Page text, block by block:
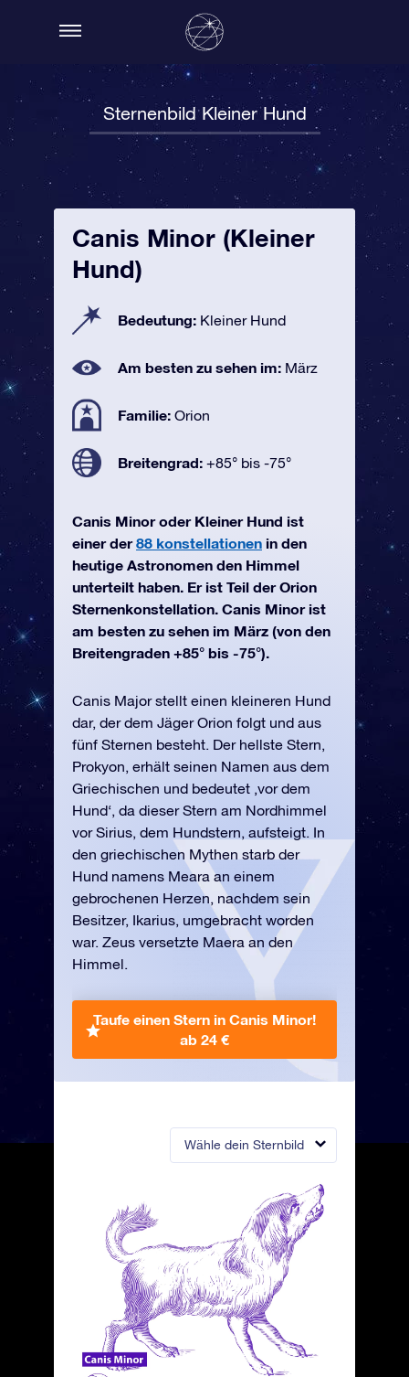
Sternenbild Kleiner Hund
Wähle dein Sternbild
Canis Minor (Kleiner
Hund)
Bedeutung: Kleiner Hund
Am besten zu sehen im: März
Familie: Orion
Breitengrad: +85° bis -75°
Canis Minor oder Kleiner Hund ist
einer der88 konstellationen in den
heutige Astronomen den Himmel
unterteilt haben. Er ist Teil der Orion
Sternenkonstellation. Canis Minor ist
am besten zu sehen im März (von den
Breitengraden +85° bis -75°).
Canis Major stellt einen kleineren Hund
dar, der dem Jäger Orion folgt und aus
fünf Sternen besteht. Der hellste Stern,
Prokyon, erhält seinen Namen aus dem
Griechischen und bedeutet ‚vor dem
Hund‘, da dieser Stern am Nordhimmel
vor Sirius, dem Hundstern, aufsteigt. In
den griechischen Mythen starb der
Hund namens Meara an einem
gebrochenen Herzen, nachdem sein
Besitzer, Ikarius, umgebracht worden
war. Zeus versetzte Maera an den
Himmel.
Taufe einen Stern in Canis Minor!
ab 24 €